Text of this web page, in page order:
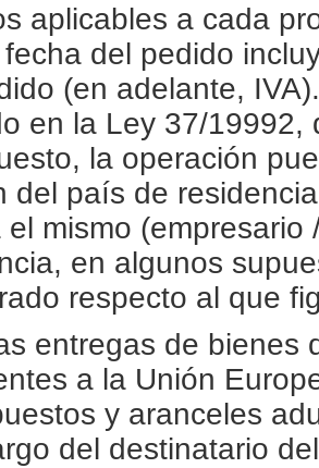
aplicables a cada
del pedido
(en adelante,
en la Ley 37/
la operación
del país de
mismo
en algunos
respecto al que
entregas de bienes
a la Unión
y aranceles
del destinatario